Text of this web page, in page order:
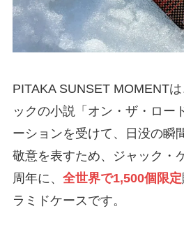
PITAKA SUNSET MOMENT
ックの小説「オン・ザ・ロー
ーションを受けて、日没の瞬
敬意を表すため、ジャック・
周年に、 全世界で1,500個限定
ラミドケースです。